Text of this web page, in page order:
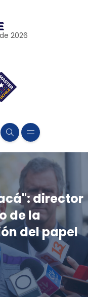
de 2026
director
de la
del papel